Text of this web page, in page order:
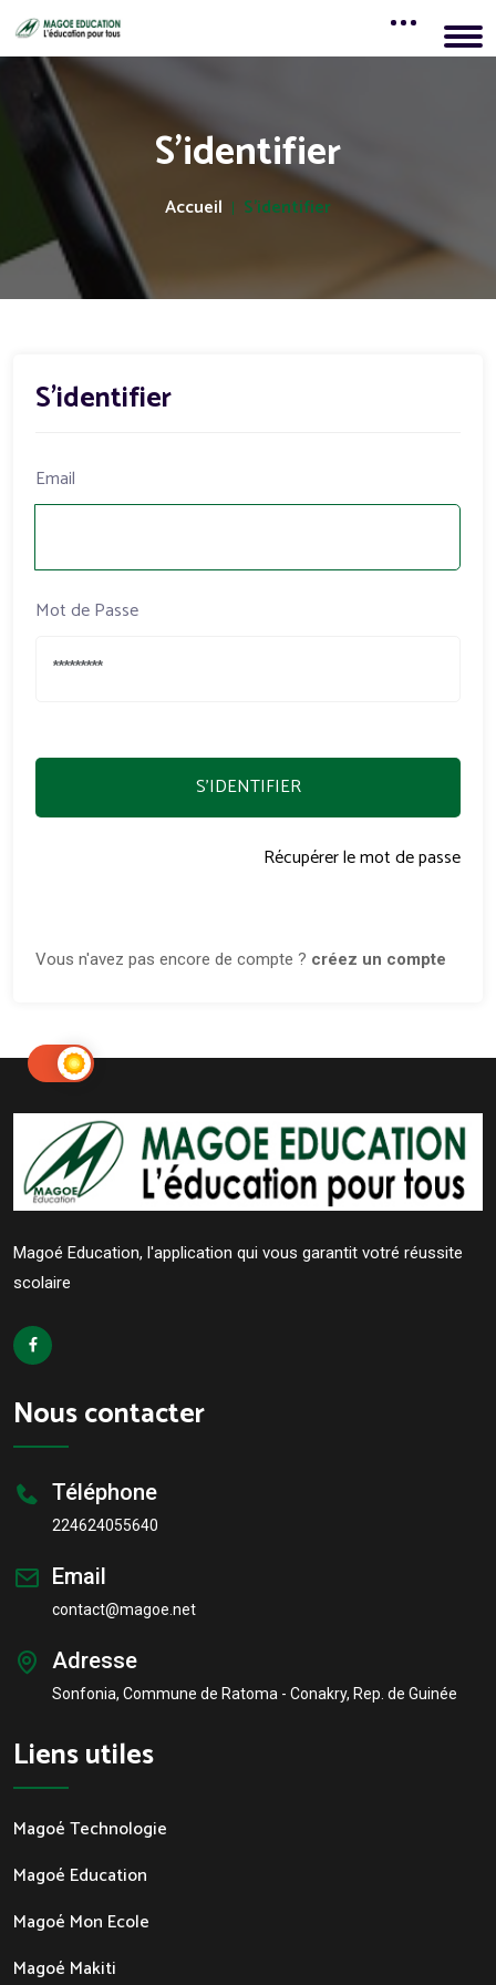
S'identifier
Accueil S'identifier
S'identifier
Email
Mot de Passe
S'IDENTIFIER
Récupérer le mot de passe
Vous n'avez pas encore de compte ? créez un compte
Magoé Education, l'application qui vous garantit votré réussite
scolaire
Nous contacter
Téléphone
224624055640
Email
contact@magoe.net
Adresse
Sonfonia, Commune de Ratoma - Conakry, Rep. de Guinée
Liens utiles
Magoé Technologie
Magoé Education
Magoé Mon Ecole
Magoé Makiti